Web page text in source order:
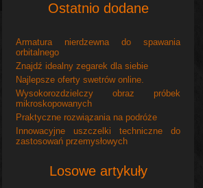
Ostatnio dodane
Armatura nierdzewna do spawania
orbitalnego
Znajdź idealny zegarek dla siebie
Najlepsze oferty swetrów online.
Wysokorozdzielczy obraz próbek
mikroskopowanych
Praktyczne rozwiązania na podróże
Innowacyjne uszczelki techniczne do
zastosowań przemysłowych
Losowe artykuły